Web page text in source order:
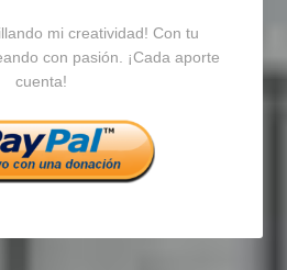
en
Instagram
mi creatividad! Con tu
con pasión. ¡Cada aporte
cuenta!